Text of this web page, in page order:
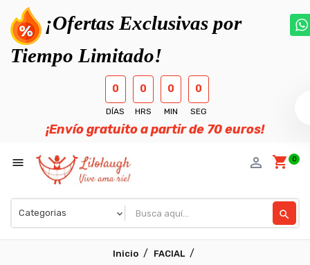
¡Ofertas Exclusivas por
Tiempo Limitado!
0
DÍAS
0
HRS
0
MIN
0
SEG
¡Envío gratuito a partir de 70 euros!
 shopping_cart 0
person_outline
search
Inicio
FACIAL